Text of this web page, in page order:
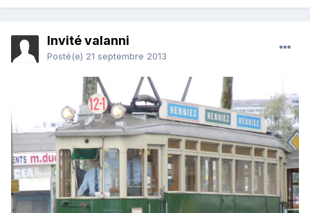
Invité valanni
Posté(e) 21 septembre 2013